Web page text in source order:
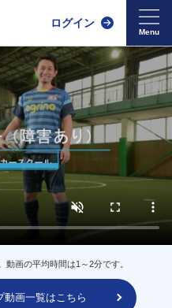
ログイン
動画の平均時間は1～2分です。
動画一覧はこちら